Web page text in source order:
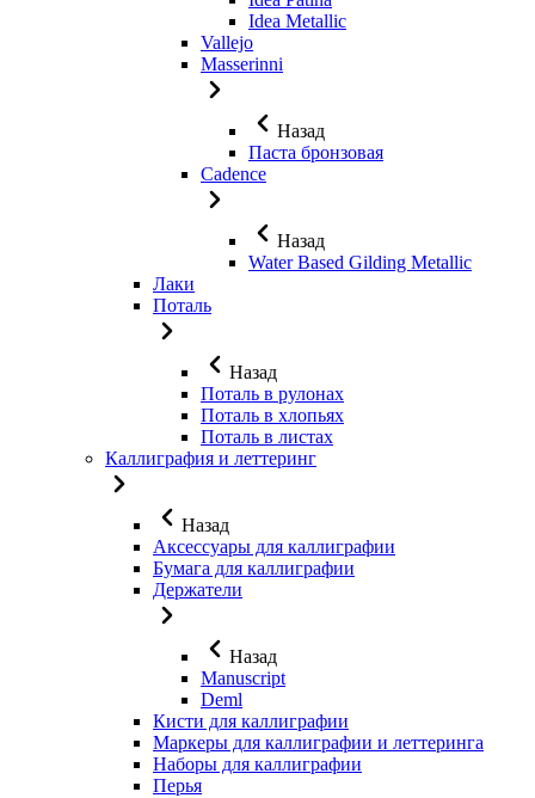
Idea Metallic
Vallejo
Masserinni
Назад
Паста бронзовая
Cadence
Назад
Water Based Gilding Metallic
Лаки
Поталь
Назад
Поталь в рулонах
Поталь в хлопьях
Поталь в листах
Каллиграфия и леттеринг
Назад
Аксессуары для каллиграфии
Бумага для каллиграфии
Держатели
Назад
Manuscript
Deml
Кисти для каллиграфии
Маркеры для каллиграфии и леттеринга
Наборы для каллиграфии
Перья